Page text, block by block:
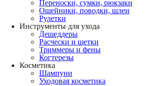
Переноски, сумки, рюкзаки
Ошейники, поводки, шлеи
Рулетки
Инструменты для ухода
Дешеддеры
Расчески и щетки
Триммеры и фены
Когтерезы
Косметика
Шампуни
Уходовая косметика